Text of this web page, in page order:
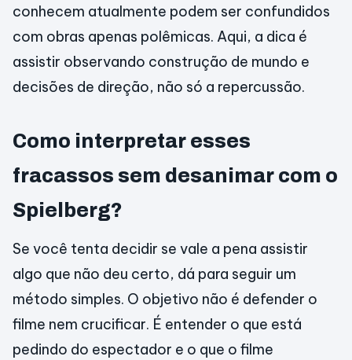
conhecem atualmente podem ser confundidos
com obras apenas polêmicas. Aqui, a dica é
assistir observando construção de mundo e
decisões de direção, não só a repercussão.
Como interpretar esses
fracassos sem desanimar com o
Spielberg?
Se você tenta decidir se vale a pena assistir
algo que não deu certo, dá para seguir um
método simples. O objetivo não é defender o
filme nem crucificar. É entender o que está
pedindo do espectador e o que o filme